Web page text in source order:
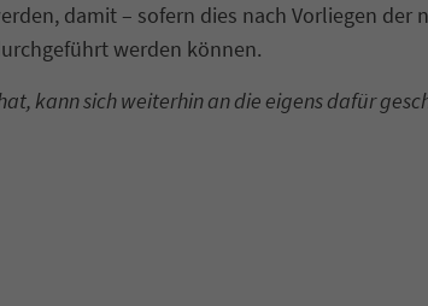
damit – sofern dies nach Vorliegen
werden können.
kann sich weiterhin an die eigens dafür